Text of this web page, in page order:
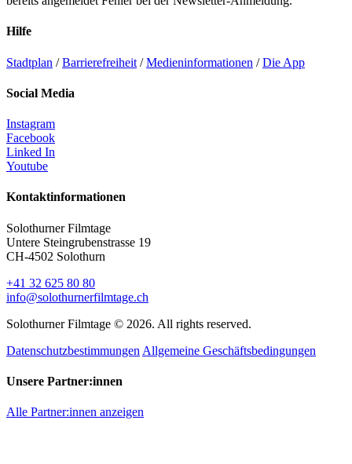
Hilfe
Stadtplan /Barrierefreiheit /Medieninformationen /Die App
Social Media
Instagram
Facebook
Linked In
Youtube
Kontaktinformationen
Solothurner Filmtage
Untere Steingrubenstrasse 19
CH-4502 Solothurn
+41 32 625 80 80
info@solothurnerfilmtage.ch
Solothurner Filmtage © 2026. All rights reserved.
Datenschutzbestimmungen Allgemeine Geschäftsbedingungen
Unsere Partner:innen
Alle Partner:innen anzeigen